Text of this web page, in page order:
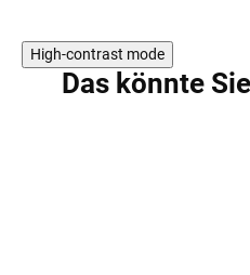
High-contrast mode
Das könnte